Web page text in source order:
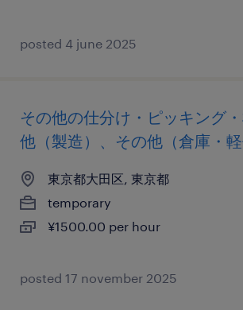
posted 4 june 2025
その他の仕分け・ピッキング
他（製造）、その他（倉庫・軽
東京都大田区, 東京都
temporary
¥1500.00 per hour
posted 17 november 2025